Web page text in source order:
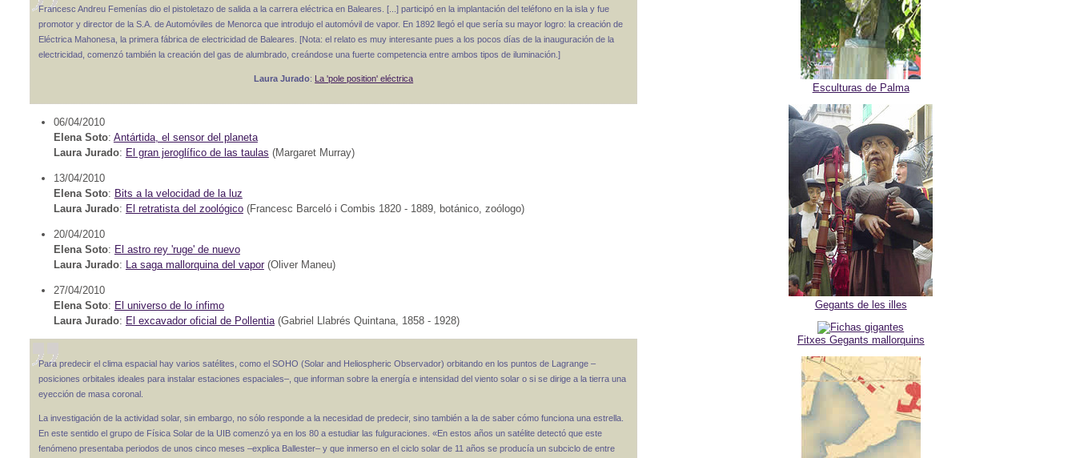
Francesc Andreu Femenías dio el pistoletazo de salida a la carrera eléctrica en Baleares. [...] participó en la implantación del teléfono en la isla y fue
promotor y director de la S.A. de Automóviles de Menorca que introdujo el automóvil de vapor. En 1892 llegó el que sería su mayor logro: la creación de
Eléctrica Mahonesa, la primera fábrica de electricidad de Baleares. [Nota: el relato es muy interesante pues a los pocos días de la inauguración de la
electricidad, comenzó también la creación del gas de alumbrado, creándose una fuerte competencia entre ambos tipos de iluminación.]
Laura Jurado: La 'pole position' eléctrica
06/04/2010
Elena Soto: Antártida, el sensor del planeta
Laura Jurado: El gran jeroglífico de las taulas (Margaret Murray)
13/04/2010
Elena Soto: Bits a la velocidad de la luz
Laura Jurado: El retratista del zoológico(Francesc Barceló i Combis 1820 - 1889, botánico, zoólogo)
20/04/2010
Elena Soto: El astro rey 'ruge' de nuevo
Laura Jurado: La saga mallorquina del vapor(Oliver Maneu)
27/04/2010
Elena Soto: El universo de lo ínfimo
Laura Jurado: El excavador oficial de Pollentia(Gabriel Llabrés Quintana, 1858 - 1928)
Para predecir el clima espacial hay varios satélites, como el SOHO (Solar and Heliospheric Observador) orbitando en los puntos de Lagrange –
posiciones orbitales ideales para instalar estaciones espaciales–, que informan sobre la energía e intensidad del viento solar o si se dirige a la tierra una
eyección de masa coronal.
La investigación de la actividad solar, sin embargo, no sólo responde a la necesidad de predecir, sino también a la de saber cómo funciona una estrella.
En este sentido el grupo de Física Solar de la UIB comenzó ya en los 80 a estudiar las fulguraciones. «En estos años un satélite detectó que este
fenómeno presentaba periodos de unos cinco meses –explica Ballester– y que inmerso en el ciclo solar de 11 años se producía un subciclo de entre
Esculturas de Palma
Gegants de les illes
Fitxes Gegants mallorquins